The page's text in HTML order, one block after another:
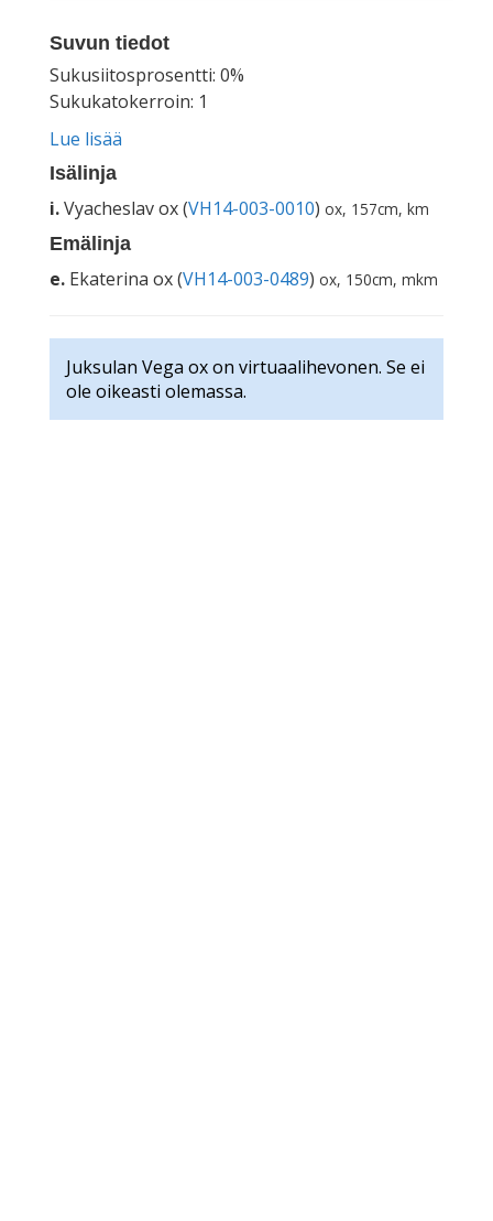
Suvun tiedot
Sukusiitosprosentti: 0%
Sukukatokerroin: 1
Lue lisää
Isälinja
i.Vyacheslav ox (VH14-003-0010) ox, 157cm, km
Emälinja
e. Ekaterina ox (VH14-003-0489) ox, 150cm, mkm
Juksulan Vega ox on virtuaalihevonen. Se ei
ole oikeasti olemassa.